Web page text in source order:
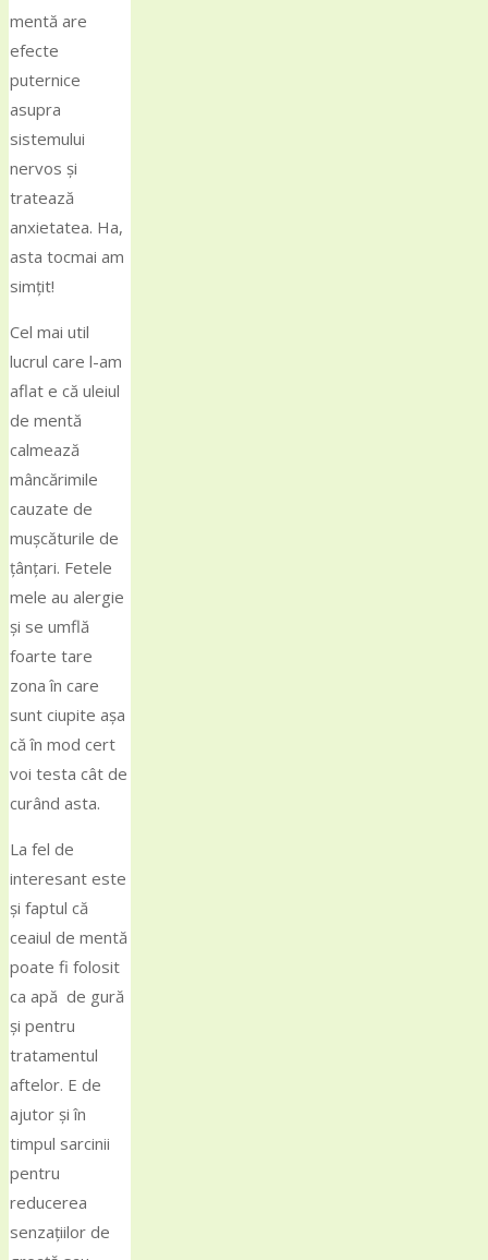
mentă are
efecte
puternice
asupra
sistemului
nervos și
tratează
anxietatea. Ha,
asta tocmai am
simțit!
Cel mai util
lucrul care l-am
aflat e că uleiul
de mentă
calmează
mâncărimile
cauzate de
mușcăturile de
țânțari. Fetele
mele au alergie
și se umflă
foarte tare
zona în care
sunt ciupite așa
că în mod cert
voi testa cât de
curând asta.
La fel de
interesant este
și faptul că
ceaiul de mentă
poate fi folosit
ca apă de gură
şi pentru
tratamentul
aftelor. E de
ajutor și în
timpul sarcinii
pentru
reducerea
senzațiilor de